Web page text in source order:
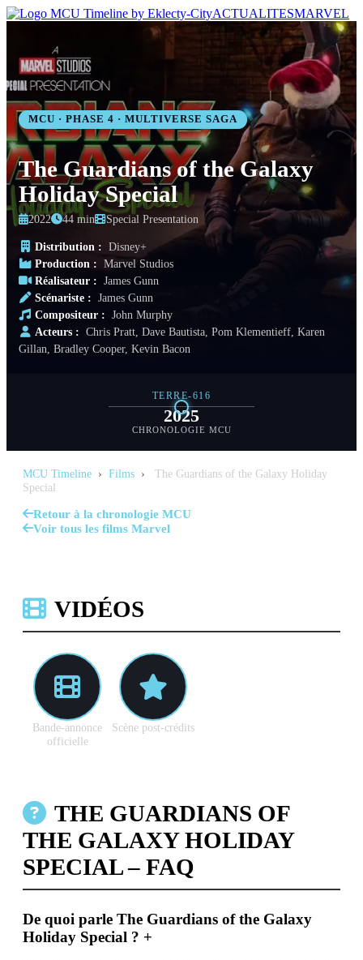
ACTUALITESMARVEL
MCU · PHASE 4 · MULTIVERSE SAGA
The Guardians of the Galaxy
Holiday Special
2022 44 min Special Presentation
Distribution : Disney+
Production : Marvel Studios
Réalisateur : James Gunn
Scénariste : James Gunn
Compositeur : John Murphy
Acteurs : Chris Pratt, Dave Bautista, Pom Klementieff, Karen
Gillan, Bradley Cooper, Kevin Bacon
TERRE-616
2025
CHRONOLOGIE MCU
MCU Timeline › Films ›
The Guardians of the Galaxy Holiday
Special
Retour à la chronologie MCU
Voir tous les films Marvel
VIDÉOS
Bande-annonce
officielle
Scène post-crédits
THE GUARDIANS OF
THE GALAXY HOLIDAY
SPECIAL – FAQ
De quoi parle The Guardians of the Galaxy
Holiday Special ? +